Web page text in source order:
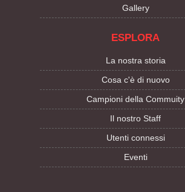
Gallery
ESPLORA
La nostra storia
Cosa c'è di nuovo
Campioni della Commuity
Il nostro Staff
Utenti connessi
Eventi